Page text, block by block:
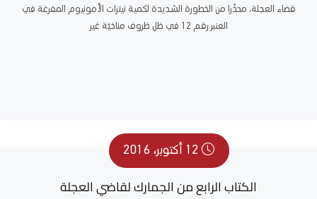
قضاء العجلة، محذّرا من الخطورة الشديدة لكمية نيترات الأمونيوم المفرغة في
العنبر رقم 12 في ظل ظروف مناخيّة غير
12 أكتوبر، 2016
الكتاب الرابع من الجمارك لقاضي العجلة